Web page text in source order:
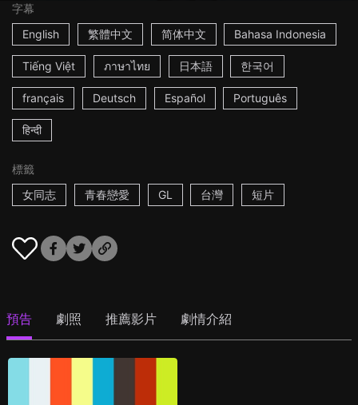
字幕
English
繁體中文 简体中文 Bahasa Indonesia
Tiếng Việt ภาษาไทย 日本語 한국어
français Deutsch Español Português
हिन्दी
標籤
女同志
青春戀愛 GL 台灣 短片
預告 劇照 推薦影片 劇情介紹